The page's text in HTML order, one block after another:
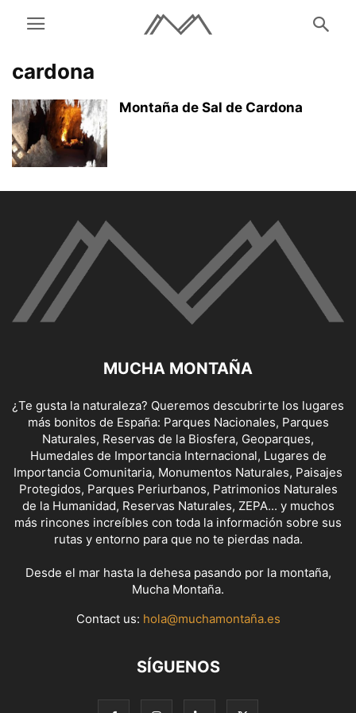
cardona
Montaña de Sal de Cardona
MUCHA MONTAÑA
¿Te gusta la naturaleza? Queremos descubrirte los lugares
más bonitos de España: Parques Nacionales, Parques
Naturales, Reservas de la Biosfera, Geoparques,
Humedales de Importancia Internacional, Lugares de
Importancia Comunitaria, Monumentos Naturales, Paisajes
Protegidos, Parques Periurbanos, Patrimonios Naturales
de la Humanidad, Reservas Naturales, ZEPA... y muchos
más rincones increíbles con toda la información sobre sus
rutas y entorno para que no te pierdas nada.
Desde el mar hasta la dehesa pasando por la montaña,
Mucha Montaña.
Contact us: hola@muchamontaña.es
SÍGUENOS